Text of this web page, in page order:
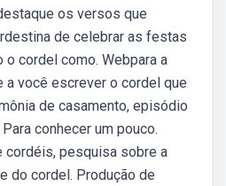
os versos que
de celebrar as festas
o cordel como. Webpara a
você escrever o cordel que
de casamento, episódio
conhecer um pouco.
cordéis, pesquisa sobre a
do cordel. Produção de